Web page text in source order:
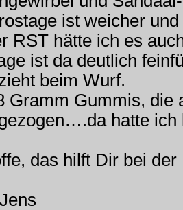
ist weicher
RST hätte ich es
ist da deutlich
beim Wurf.
Gramm Gummis, die
hatte ich
das hilft Dir bei